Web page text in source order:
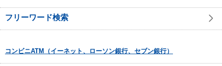
フリーワード検索
コンビニATM（イーネット、ローソン銀行、セブン銀行）